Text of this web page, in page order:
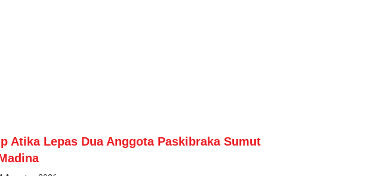
Atika Lepas Dua Anggota Paskibraka Sumut